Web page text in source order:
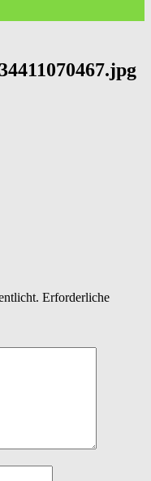
Erforderliche